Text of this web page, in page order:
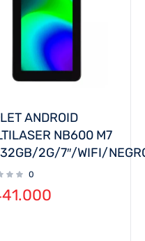
ANDROID
NB600 M7
2G/7″/WIFI/
0